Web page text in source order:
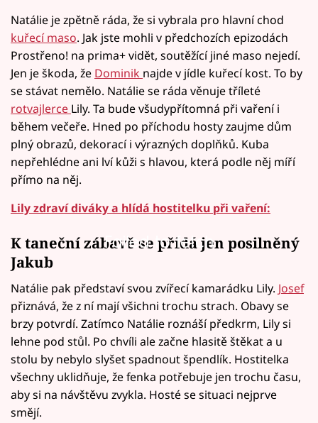
Natálie je zpětně ráda, že si vybrala pro hlavní chod
kuřecí maso. Jak jste mohli v předchozích epizodách
Prostřeno! na prima+ vidět, soutěžící jiné maso nejedí.
Jen je škoda, že Dominik najde v jídle kuřecí kost. To by
se stávat nemělo. Natálie se ráda věnuje tříleté
rotvajlerce Lily. Ta bude všudypřítomná při vaření i
během večeře. Hned po příchodu hosty zaujme dům
plný obrazů, dekorací i výrazných doplňků. Kuba
nepřehlédne ani lví kůži s hlavou, která podle něj míří
přímo na něj.
Lily zdraví diváky a hlídá hostitelku při vaření:
Failed to fetch
K taneční zábavě se přidá jen posilněný
Jakub
Natálie pak představí svou zvířecí kamarádku Lily. Josef
přiznává, že z ní mají všichni trochu strach. Obavy se
brzy potvrdí. Zatímco Natálie roznáší předkrm, Lily si
lehne pod stůl. Po chvíli ale začne hlasitě štěkat a u
stolu by nebylo slyšet spadnout špendlík. Hostitelka
všechny uklidňuje, že fenka potřebuje jen trochu času,
aby si na návštěvu zvykla. Hosté se situaci nejprve
smějí.